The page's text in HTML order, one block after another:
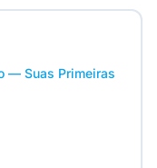
— Suas Primeiras